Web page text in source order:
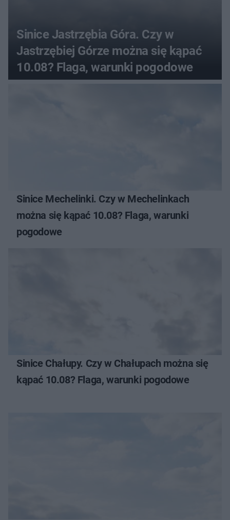
Sinice Jastrzębia Góra. Czy w
Jastrzębiej Górze można się kąpać
10.08? Flaga, warunki pogodowe
Sinice Mechelinki. Czy w Mechelinkach
można się kąpać 10.08? Flaga, warunki
pogodowe
Sinice Chałupy. Czy w Chałupach można się
kąpać 10.08? Flaga, warunki pogodowe